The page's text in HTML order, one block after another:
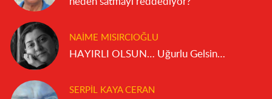
NAIME MISIRCIOĞLU
HAYIRLI OLSUN… Uğurlu Gelsin…
SERPIL KAYA CERAN